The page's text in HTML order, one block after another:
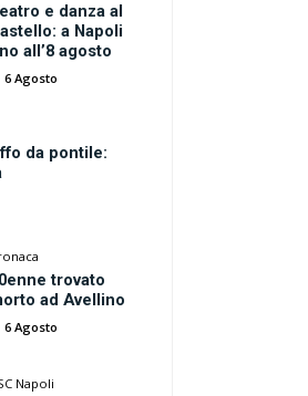
e danza al
a Napoli
all’8 agosto
6 Agosto
da pontile:
trovato
ad Avellino
6 Agosto
Napoli